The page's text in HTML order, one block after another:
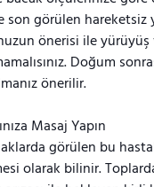
son görülen hareketsiz
önerisi ile yürüyüş
Doğum
önerilir.
Masaj Yapın
görülen bu
olarak bilinir.